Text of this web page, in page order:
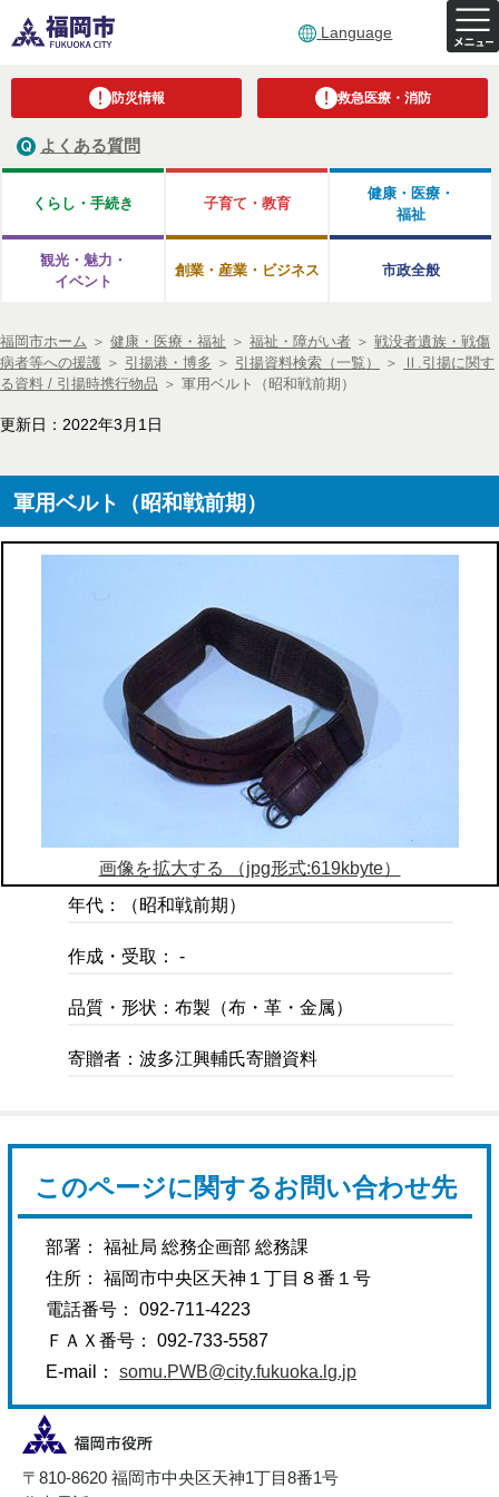
Language
防災情報 救急医療・消防
よくある質問
くらし・手続き 子育て・教育
健康・医療・
福祉
観光・魅力・
イベント
創業・産業・ビジネス 市政全般
福岡市ホーム ＞ 健康・医療・福祉 ＞ 福祉・障がい者 ＞ 戦没者遺族・戦傷
病者等への援護 ＞ 引揚港・博多 ＞ 引揚資料検索（一覧） ＞
Ⅱ.引揚に関す
る資料 / 引揚時携行物品 ＞ 軍用ベルト（昭和戦前期）
更新日：2022年3月1日
軍用ベルト（昭和戦前期）
画像を拡大する （jpg形式:619kbyte）
年代：（昭和戦前期）
作成・受取： -
品質・形状：布製（布・革・金属）
寄贈者：波多江興輔氏寄贈資料
このページに関するお問い合わせ先
部署： 福祉局 総務企画部 総務課
住所： 福岡市中央区天神１丁目８番１号
電話番号： 092-711-4223
ＦＡＸ番号： 092-733-5587
E-mail：somu.PWB@city.fukuoka.lg.jp
〒810-8620 福岡市中央区天神1丁目8番1号